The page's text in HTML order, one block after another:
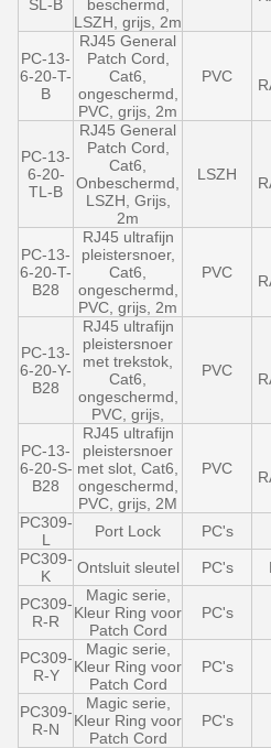
SL-B
beschermd,
LSZH, grijs, 2m
PC-13-
6-20-T-
B
RJ45 General
Patch Cord,
Cat6,
ongeschermd,
PVC, grijs, 2m
PVC
PC-13-
6-20-
TL-B
RJ45 General
Patch Cord,
Cat6,
Onbeschermd,
LSZH, Grijs,
2m
LSZH
PC-13-
6-20-T-
B28
RJ45 ultrafijn
pleistersnoer,
Cat6,
ongeschermd,
PVC, grijs, 2m
PVC
PC-13-
6-20-Y-
B28
RJ45 ultrafijn
pleistersnoer
met trekstok,
Cat6,
ongeschermd,
PVC, grijs,
PVC
PC-13-
6-20-S-
B28
RJ45 ultrafijn
pleistersnoer
met slot, Cat6,
ongeschermd,
PVC, grijs, 2M
PVC
PC309-
L
Port Lock PC's
PC309-
K
Ontsluit sleutel PC's
PC309-
R-R
Magic serie,
Kleur Ring voor
Patch Cord
PC's
PC309-
R-Y
Magic serie,
Kleur Ring voor
Patch Cord
PC's
PC309-
R-N
Magic serie,
Kleur Ring voor
Patch Cord
PC's